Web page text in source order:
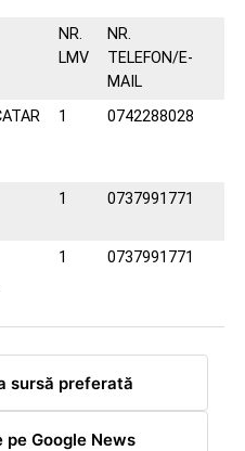
NR.
LMV
NR.
TELEFON/E-
MAIL
1 0742288028
1 0737991771
1 0737991771
sursă preferată
pe Google News